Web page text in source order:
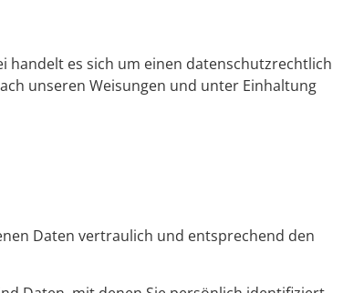
handelt es sich um einen datenschutzrechtlich
unseren Weisungen und unter Einhaltung
Daten vertraulich und entsprechend den